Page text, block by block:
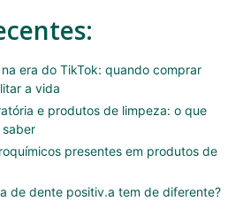
era do TikTok: quando comprar
a vida
e produtos de limpeza: o que
presentes em produtos de
de dente positiv.a tem de diferente?